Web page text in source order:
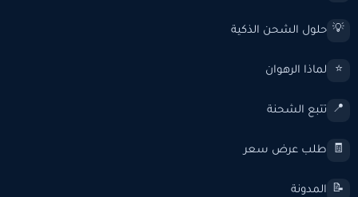
💡 حلول الشحن الذكية
⭐ لماذا الرهوان
📍 تتبع الشحنة
🧾 طلب عرض سعر
📝 المدونة